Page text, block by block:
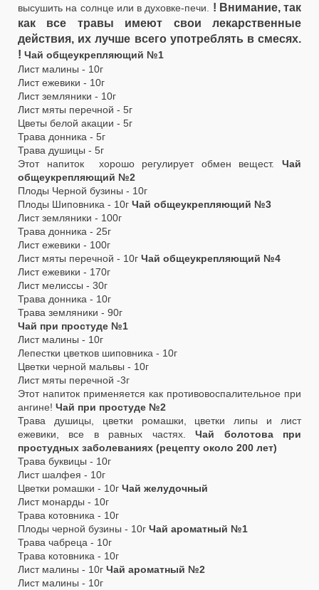
высушить на солнце или в духовке-печи. ! Внимание, так
как все травы имеют свои лекарственные
действия, их лучше всего употреблять в смесях.
! Чай общеукрепляющий №1
Лист малины - 10г
Лист ежевики - 10г
Лист земляники - 10г
Лист мяты перечной - 5г
Цветы белой акации - 5г
Трава донника - 5г
Трава душицы - 5г
Этот напиток хорошо регулирует обмен вещест. Чай
общеукрепляющий №2
Плоды Черной бузины - 10г
Плоды Шиповника - 10г Чай общеукрепляющий №3
Лист земляники - 100г
Трава донника - 25г
Лист ежевики - 100г
Лист мяты перечной - 10г Чай общеукрепляющий №4
Лист ежевики - 170г
Лист мелиссы - 30г
Трава донника - 10г
Трава земляники - 90г
Чай при простуде №1
Лист малины - 10г
Лепестки цветков шиповника - 10г
Цветки черной мальвы - 10г
Лист мяты перечной -3г
Этот напиток применяется как противовоспалительное при
ангине! Чай при простуде №2
Трава душицы, цветки ромашки, цветки липы и лист
ежевики, все в равных частях.Чай болотова при
простудных заболеваниях (рецепту около 200 лет)
Трава буквицы - 10г
Лист шалфея - 10г
Цветки ромашки - 10г Чай желудочный
Лист монарды - 10г
Трава котовника - 10г
Плоды черной бузины - 10г Чай ароматный №1
Трава чабреца - 10г
Трава котовника - 10г
Лист малины - 10г Чай ароматный №2
Лист малины - 10г